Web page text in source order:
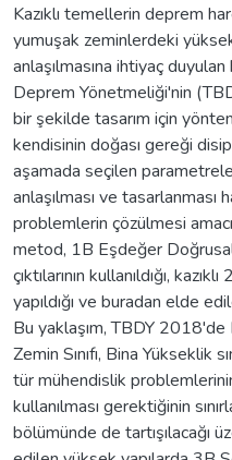
Kazıklı temellerin deprem
yumuşak zeminlerdeki yüksek
anlaşılmasına ihtiyaç
Deprem Yönetmeliği'nin
bir şekilde tasarım için
kendisinin doğası gereği
aşamada seçilen
anlaşılması ve tasarlanması
problemlerin çözülmesi
metod, 1B Eşdeğer
çıktılarının kullanıldığı,
yapıldığı ve buradan elde
Bu yaklaşım, TBDY 2018'de
Zemin Sınıfı, Bina Yükseklik
tür mühendislik
kullanılması gerektiğinin
bölümünde de tartışılacağı